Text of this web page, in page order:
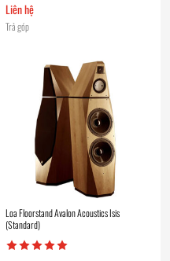
Liên hệ
Trả góp
Loa Floorstand Avalon Acoustics Isis
(Standard)